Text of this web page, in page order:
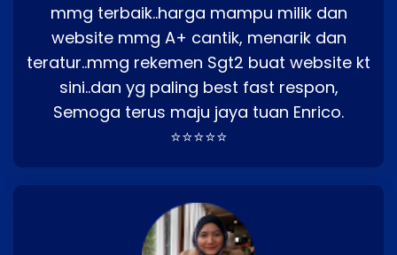
mmg terbaik..harga mampu milik dan
website mmg A+ cantik, menarik dan
teratur..mmg rekemen Sgt2 buat website kt
sini..dan yg paling best fast respon,
Semoga terus maju jaya tuan Enrico.
⭐⭐⭐⭐⭐